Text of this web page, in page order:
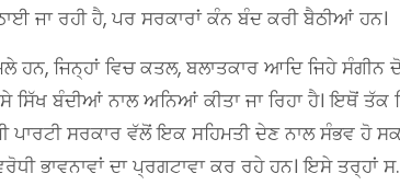
ਜਾ ਰਹੀ ਹੈ, ਪਰ ਸਰਕਾਰਾਂ ਕੰਨ ਬੰਦ ਕਰੀ ਬੈਠੀਆਂ ਹਨ।
ਹਨ, ਜਿਨ੍ਹਾਂ ਵਿਚ ਕਤਲ, ਬਲਾਤਕਾਰ ਆਦਿ ਜਿਹੇ ਸੰਗੀਨ
ਬੰਦੀਆਂ ਨਾਲ ਅਨਿਆਂ ਕੀਤਾ ਜਾ ਰਿਹਾ ਹੈ। ਇਥੋਂ ਤੱਕ
ਪਾਰਟੀ ਸਰਕਾਰ ਵੱਲੋਂ ਇਕ ਸਹਿਮਤੀ ਦੇਣ ਨਾਲ ਸੰਭਵ ਹੋ
ਭਾਵਨਾਵਾਂ ਦਾ ਪ੍ਰਗਟਾਵਾ ਕਰ ਰਹੇ ਹਨ। ਇਸੇ ਤਰ੍ਹਾਂ